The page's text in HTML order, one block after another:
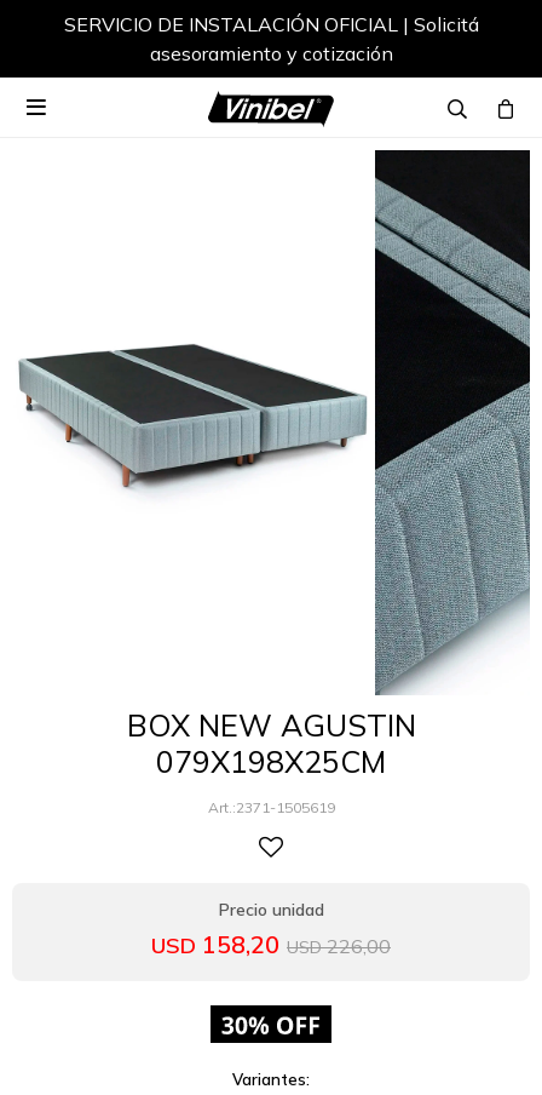
SERVICIO DE INSTALACIÓN OFICIAL | Solicitá
asesoramiento y cotización

BOX NEW AGUSTIN
079X198X25CM
2371-1505619
USD 158,20 USD 226,00
Variantes: